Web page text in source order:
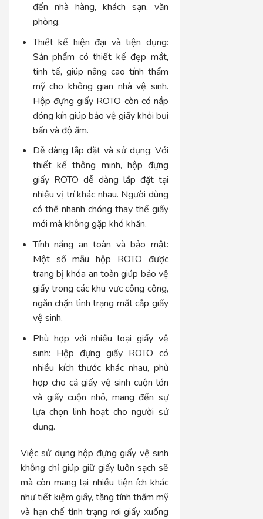
đến nhà hàng, khách sạn, văn
phòng.
Thiết kế hiện đại và tiện dụng:
Sản phẩm có thiết kế đẹp mắt,
tinh tế, giúp nâng cao tính thẩm
mỹ cho không gian nhà vệ sinh.
Hộp đựng giấy ROTO còn có nắp
đóng kín giúp bảo vệ giấy khỏi bụi
bẩn và độ ẩm.
Dễ dàng lắp đặt và sử dụng: Với
thiết kế thông minh, hộp đựng
giấy ROTO dễ dàng lắp đặt tại
nhiều vị trí khác nhau. Người dùng
có thể nhanh chóng thay thế giấy
mới mà không gặp khó khăn.
Tính năng an toàn và bảo mật:
Một số mẫu hộp ROTO được
trang bị khóa an toàn giúp bảo vệ
giấy trong các khu vực công cộng,
ngăn chặn tình trạng mất cắp giấy
vệ sinh.
Phù hợp với nhiều loại giấy vệ
sinh: Hộp đựng giấy ROTO có
nhiều kích thước khác nhau, phù
hợp cho cả giấy vệ sinh cuộn lớn
và giấy cuộn nhỏ, mang đến sự
lựa chọn linh hoạt cho người sử
dụng.
Việc sử dụng hộp đựng giấy vệ sinh
không chỉ giúp giữ giấy luôn sạch sẽ
mà còn mang lại nhiều tiện ích khác
như tiết kiệm giấy, tăng tính thẩm mỹ
và hạn chế tình trạng rơi giấy xuống